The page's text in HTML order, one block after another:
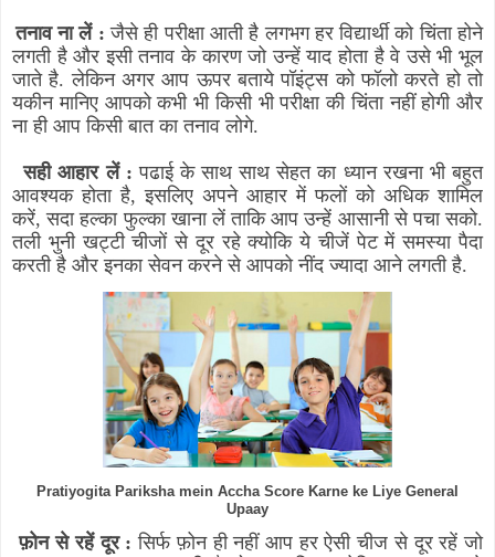
तनाव ना लें : जैसे ही परीक्षा आती है लगभग हर विद्यार्थी को चिंता होने
लगती है और इसी तनाव के कारण जो उन्हें याद होता है वे उसे भी भूल
जाते है. लेकिन अगर आप ऊपर बताये पॉइंट्स को फॉलो करते हो तो
यकीन मानिए आपको कभी भी किसी भी परीक्षा की चिंता नहीं होगी और
ना ही आप किसी बात का तनाव लोगे.
सही आहार लें : पढाई के साथ साथ सेहत का ध्यान रखना भी बहुत
आवश्यक होता है,इसलिए अपने आहार में फलों को अधिक शामिल
करें,सदा हल्का फुल्का खाना लें ताकि आप उन्हें आसानी से पचा सको.
तली भुनी खट्टी चीजों से दूर रहे क्योकि ये चीजें पेट में समस्या पैदा
करती है और इनका सेवन करने से आपको नींद ज्यादा आने लगती है.
Pratiyogita Pariksha mein Accha Score Karne ke Liye General
Upaay
फ़ोन से रहें दूर : सिर्फ फ़ोन ही नहीं आप हर ऐसी चीज से दूर रहें जो